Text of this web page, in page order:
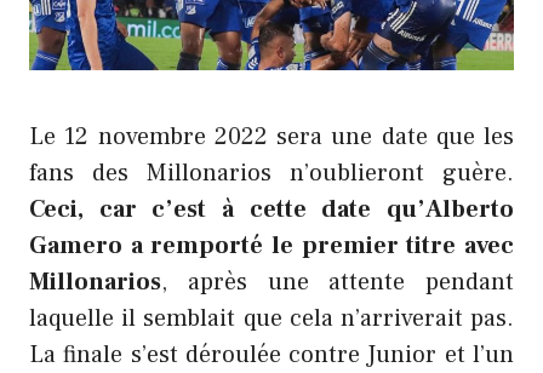
Le 12 novembre 2022 sera une date que les
fans des Millonarios n’oublieront guère.
Ceci, car c’est à cette date qu’Alberto
Gamero a remporté le premier titre avec
Millonarios, après une attente pendant
laquelle il semblait que cela n’arriverait pas.
La finale s’est déroulée contre Junior et l’un